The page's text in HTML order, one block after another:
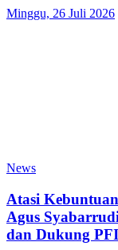
Minggu, 26 Juli 2026
News
Atasi
Agus
dan Dukung